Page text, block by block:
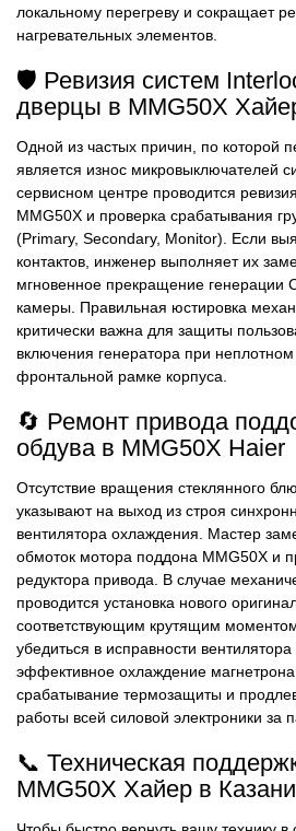
локальному перегреву и сокращает
нагревательных элементов.
🛡️ Ревизия систем
дверцы в MMG50X
Одной из частых причин, по которой
является износ микровыключателей
сервисном центре проводится
MMG50X и проверка срабатывания
(Primary, Secondary, Monitor). Если
контактов, инженер выполняет их
мгновенное прекращение генерации
камеры. Правильная юстировка
критически важна для защиты
включения генератора при
фронтальной рамке корпуса.
🔄 Ремонт привода
обдува в MMG50X Haier
Отсутствие вращения стеклянного
указывают на выход из строя
вентилятора охлаждения. Мастер
обмоток мотора поддона MMG50X и
редуктора привода. В случае
проводится установка нового
соответствующим крутящим
убедиться в исправности
эффективное охлаждение
срабатывание термозащиты и
работы всей силовой электроники за
📞 Техническая
MMG50X Хайер в Казани